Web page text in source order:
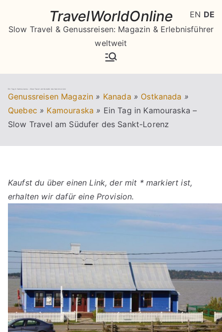
springen
TravelWorldOnline
Slow Travel & Genussreisen: Magazin & Erlebnisführer
weltweit
Ein Tag in Kamouraska – Slow Travel am Südufer des Sankt-Lorenz
Genussreisen Magazin » Kanada » Ostkanada »
Quebec » Kamouraska » Ein Tag in Kamouraska –
Slow Travel am Südufer des Sankt-Lorenz
Kaufst du über einen Link, der mit * markiert ist,
erhalten wir dafür eine Provision.
EN DE